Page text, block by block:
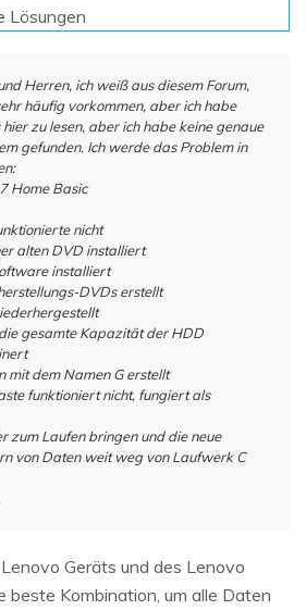
Lösungen
Herren, ich weiß aus diesem Forum,
häufig vorkommen, aber ich habe
zu lesen, aber ich habe keine genaue
gefunden. Ich werde das Problem in
Home Basic
nicht
alten DVD installiert
installiert
DVDs erstellt
gesamte Kapazität der HDD
mit dem Namen G erstellt
funktioniert nicht, fungiert als
zum Laufen bringen und die neue
von Daten weit weg von Laufwerk C
Geräts und des Lenovo
beste Kombination, um alle Daten